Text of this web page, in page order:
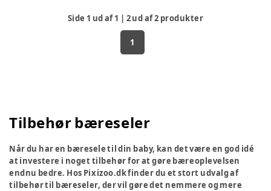
Side 1 ud af1 | 2ud af2 produkter
1
Tilbehør bæreseler
Når du har en bæresele til din baby, kan det være en god idé
at investere i noget tilbehør for at gøre bæreoplevelsen
endnu bedre. Hos Pixizoo.dk finder du et stort udvalg af
tilbehør til bæreseler, der vil gøre det nemmere og mere